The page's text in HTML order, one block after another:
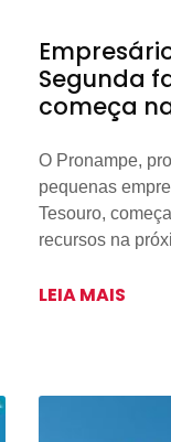
Segunda
começa
O Pronampe,
pequenas
Tesouro,
recursos na
LEIA MAIS